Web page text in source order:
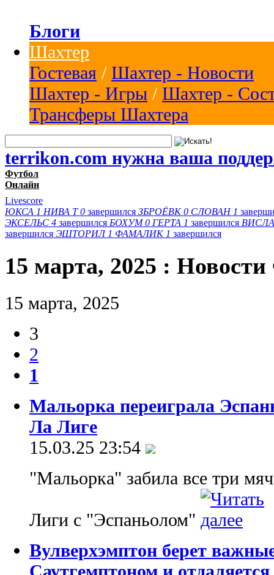
Блоги
Шахтер
Гостевая / Шахтер - Новости
Шахтер - Игры / Шахтер -
Трансферы Шахтера
terrikon.com нужна ваша
Футбол
Онлайн
Livescore
ЮКСА 1 НИВА Т 0 завершился ЗБРОЁВК 0 СЛОВАН 1
ЭКСЕЛЬС 4 завершился БОХУМ 0 ГЕРТА 1 завершился
завершился ЭШТОРИЛ 1 ФАМАЛИК 1 завершился
15 марта, 2025 :
15 марта, 2025
3
2
1
Мальорка переиграла
Ла Лиге
15.03.25 23:54
"Мальорка" забила все три
Лиги с "Эспаньолом"
Вулверхэмптон берет
Саутгемптоном и